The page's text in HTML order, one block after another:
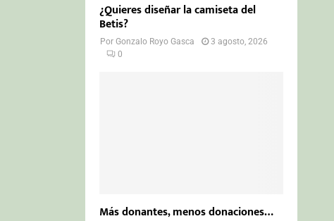
¿Quieres diseñar la camiseta del
Betis?
PorGonzalo Royo Gasca
3 agosto, 2026
0
Más donantes, menos donaciones…